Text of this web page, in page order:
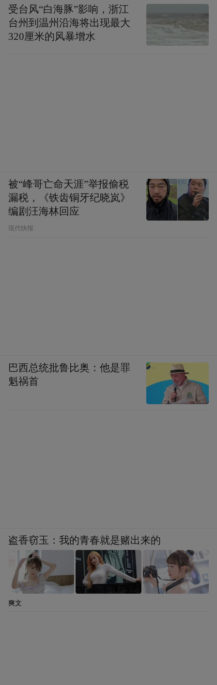
受台风“白海豚”影响，浙江
台州到温州沿海将出现最大
320厘米的风暴增水
被“峰哥亡命天涯”举报偷税
漏税，《铁齿铜牙纪晓岚》
编剧汪海林回应
现代快报
巴西总统批鲁比奥：他是罪
魁祸首
盗香窃玉：我的青春就是赌出来的
爽文